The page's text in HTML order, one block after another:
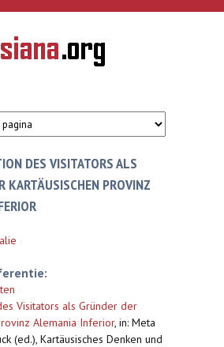
gaan
DES VISITATORS ALS
KARTÄUSISCHEN PROVINZ
Visitators als Gründer der
Alemania Inferior, in: Meta
(ed.), Kartäusisches Denken und